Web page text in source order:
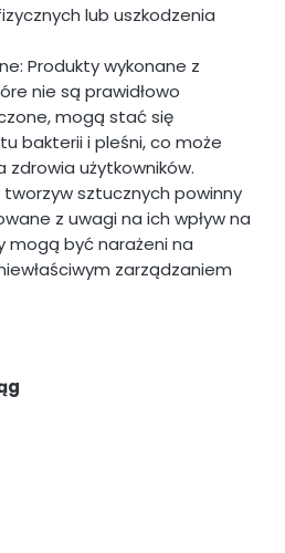
lub uszkodzenia
Produkty wykonane z
nie są prawidłowo
mogą stać się
bakterii i pleśni, co może
użytkowników.
tworzyw sztucznych powinny
z uwagi na ich wpływ na
mogą być narażeni na
zarządzaniem